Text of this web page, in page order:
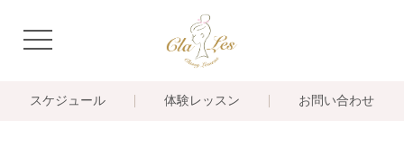
navigation
スケジュール 体験レッスン お問い合わせ